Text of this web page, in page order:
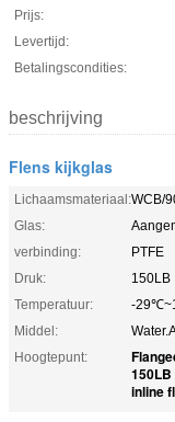
Prijs:
Levertijd:
Betalingscondities:
beschrijving
Flens kijkglas
Lichaamsmateriaal:WCB/
Glas:
verbinding:
PTFE
Druk:
150LB
Temperatuur:
-
Middel:
Hoogtepunt:
inline